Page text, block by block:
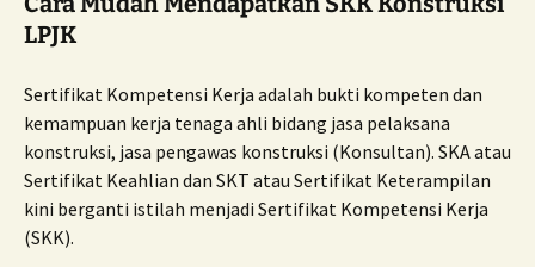
LPJK
Sertifikat Kompetensi Kerja adalah bukti kompeten dan
kemampuan kerja tenaga ahli bidang jasa pelaksana
konstruksi, jasa pengawas konstruksi (Konsultan). SKA atau
Sertifikat Keahlian dan SKT atau Sertifikat Keterampilan
kini berganti istilah menjadi Sertifikat Kompetensi Kerja
(SKK).